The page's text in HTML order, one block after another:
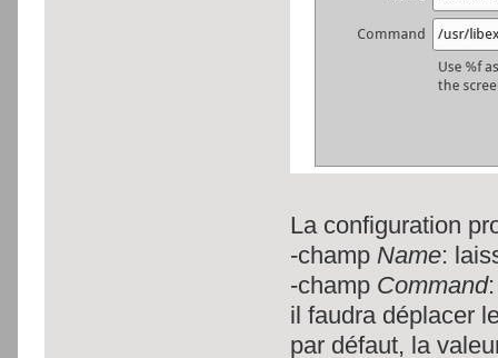
La configuration
-champName:
-champ Command
il faudra déplacer
par défaut, la